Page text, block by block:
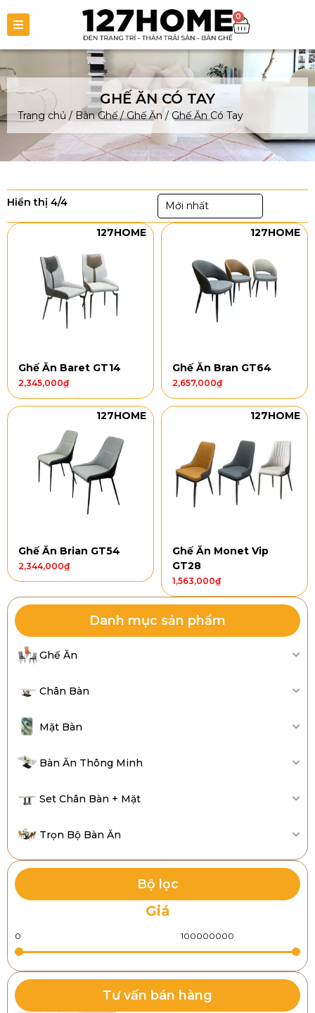
0
GHẾ ĂN CÓ TAY
Trang chủ / Bàn Ghế/Ghế Ăn / Ghế Ăn Có Tay
Danh mục sản phẩm
Ghế Ăn
Chân Bàn
Mặt Bàn
Bàn Ăn Thông Minh
Set Chân Bàn + Mặt
Trọn Bộ Bàn Ăn
Bộ lọc
Giá
Tư vấn bán hàng
Hiển thị 4/4 Mới nhất
127HOME
Ghế Ăn Baret GT14
2,345,000₫
127HOME
Ghế Ăn Bran GT64
2,657,000₫
127HOME
Ghế Ăn Brian GT54
2,344,000₫
127HOME
Ghế Ăn Monet Vip
GT28
1,563,000₫